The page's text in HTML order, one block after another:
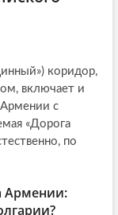
коридор,
включает и
с
«Дорога
по
Армении: